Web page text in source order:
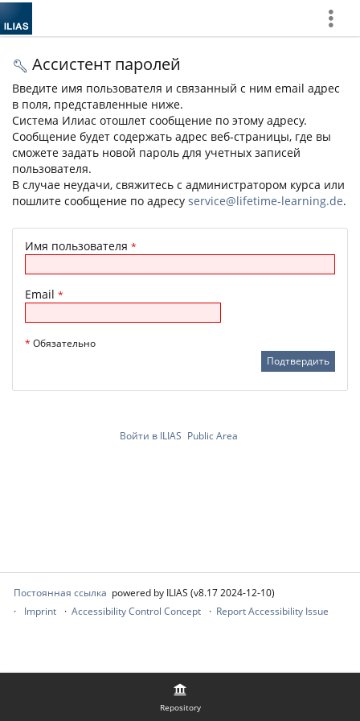
Repository
Ассистент паролей
Введите имя пользователя и связанный с ним email адрес
в поля, представленные ниже.
Система Илиас отошлет сообщение по этому адресу.
Сообщение будет содержать адрес веб-страницы, где вы
сможете задать новой пароль для учетных записей
пользователя.
В случае неудачи, свяжитесь с администратором курса или
пошлите сообщение по адресу service@lifetime-learning.de.
Имя пользователя *
Email *
* Обязательно
Войти в ILIAS Public Area
Постоянная ссылка powered by ILIAS (v8.17 2024-12-10)
Imprint
Accessibility Control Concept Report Accessibility Issue